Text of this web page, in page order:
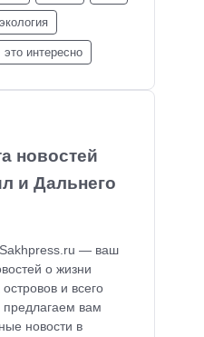
новостей
и Дальнего
— ваш
о жизни
и всего
вам
новости в
экология
это интересно